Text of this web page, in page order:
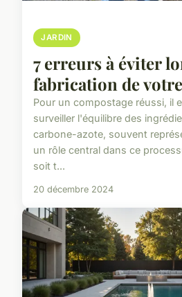
JARDIN
7 erreurs à éviter
fabrication de
Pour un compostage réussi, il
surveiller l'équilibre des
carbone-azote, souvent
un rôle central dans ce
soit t...
20 décembre 2024